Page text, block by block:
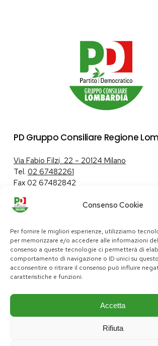
Consenso Cookie
Per fornire le migliori esperienze, utilizziamo
per memorizzare e/o accedere alle informazioni
consenso a queste tecnologie ci permetterà di
comportamento di navigazione o ID unici su
acconsentire o ritirare il consenso può influire
caratteristiche e funzioni.
Accetta
Rifiuta
PD Gruppo Consiliare Regione
Via Fabio Filzi, 22 – 20124 Milano
Tel. 02 67482261
Fax 02 67482842
Tutela dei dati personali|Politica sui
pd@consiglio.regione.lombardia.it
Pagine Facebook Gruppo Consiliare PD LombardiaPagina Messenger Gruppo Consiliare PD LombardiaPagina Instagram Gruppo PD LombardiaPagina Youtube Gruppo PD Lombardia